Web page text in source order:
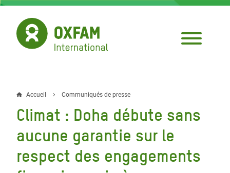
Aller
contenu
principal
Fil
d'Ariane
Accueil Communiqués de presse
Climat : Doha débute sans
aucune garantie sur le
respect des engagements